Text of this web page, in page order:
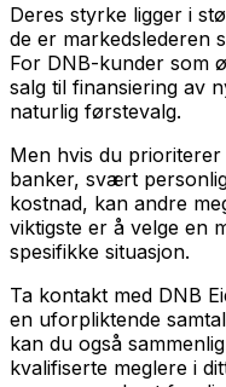
Deres styrke ligger i
de er markedslederen
For DNB-kunder som
salg til finansiering av
naturlig førstevalg.
Men hvis du
banker, svært
kostnad, kan andre
viktigste er å velge en
spesifikke situasjon.
Ta kontakt med DNB
en uforpliktende
kan du også
kvalifiserte meglere i